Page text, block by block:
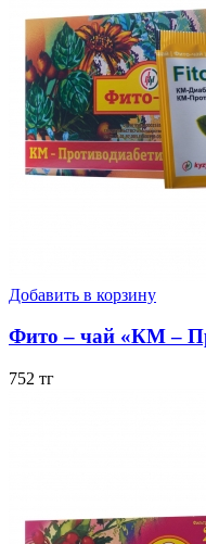
Добавить в корзину
Фито – чай «КМ –
752 тг